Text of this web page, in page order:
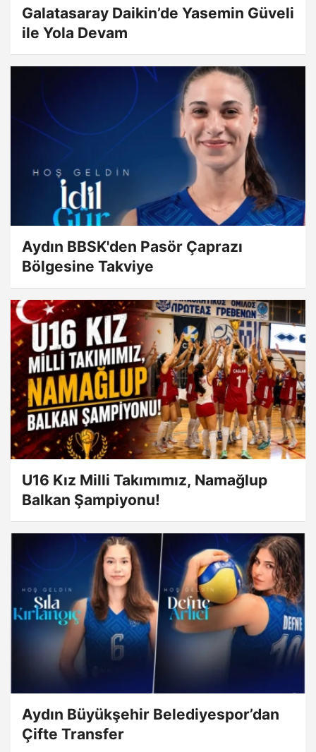
Galatasaray Daikin’de Yasemin Güveli
ile Yola Devam
Aydın BBSK'den Pasör Çaprazı
Bölgesine Takviye
U16 Kız Milli Takımımız, Namağlup
Balkan Şampiyonu!
Aydın Büyükşehir Belediyespor’dan
Çifte Transfer